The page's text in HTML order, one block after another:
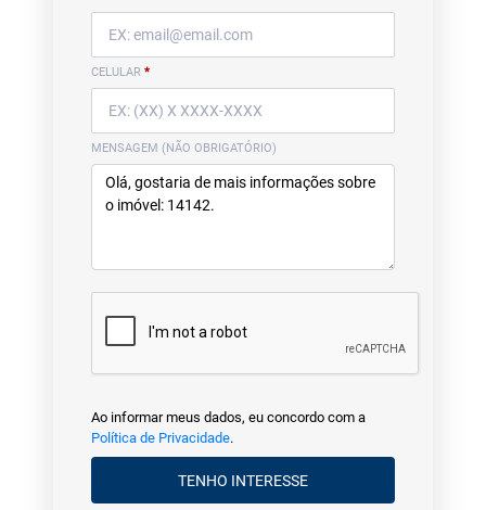
CELULAR *
MENSAGEM (NÃO OBRIGATÓRIO)
Ao informar meus dados, eu concordo com a
Política de Privacidade.
TENHO INTERESSE